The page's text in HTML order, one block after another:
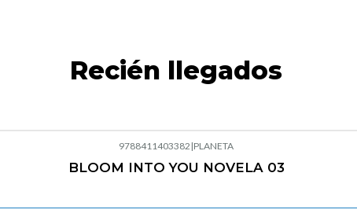
Recién llegados
9788411403382 |PLANETA
BLOOM INTO YOU NOVELA 03